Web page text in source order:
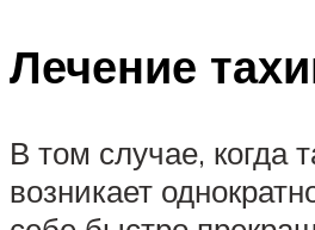
Лечение
В том случае, когда
возникает